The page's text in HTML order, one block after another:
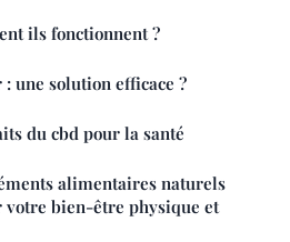
ils fonctionnent ?
une solution efficace ?
du cbd pour la santé
alimentaires naturels
bien-être physique et